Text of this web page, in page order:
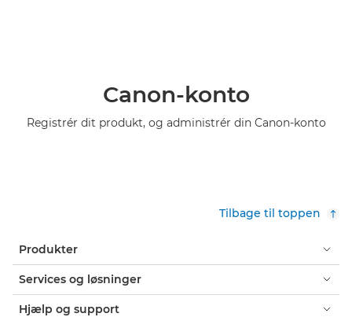
Canon-konto
Registrér dit produkt, og administrér din Canon-konto
Tilbage til toppen
Produkter
Services og løsninger
Hjælp og support